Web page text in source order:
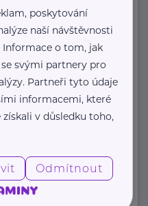
grafickému
3D
poskytování
naší návštěvnosti
Informace o tom, jak
svými partnery pro
Partneři tyto údaje
informacemi, které
v důsledku toho,
Odmítnout